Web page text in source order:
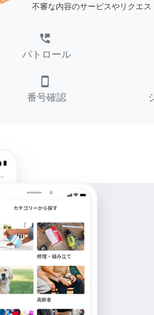
不審な内容のサービスやリクエス
perm_phone_msg
パトロール
smartphone
番号確認